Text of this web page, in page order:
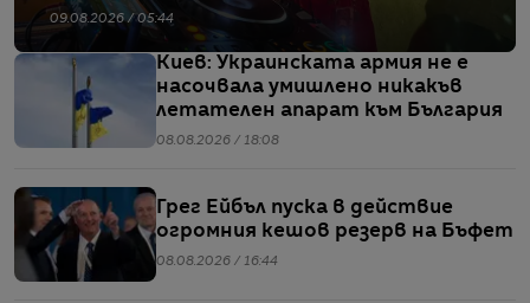
екзотика
09.08.2026 / 05:44
Киев: Украинската армия не е
насочвала умишлено никакъв
летателен апарат към България
08.08.2026 / 18:08
Грег Ейбъл пуска в действие
огромния кешов резерв на Бъфет
08.08.2026 / 16:44